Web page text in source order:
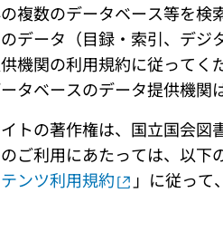
複数のデータベース等を検
データ（目録・索引、デ
機関の利用規約に従ってく
タベースのデータ提供機関
トの著作権は、国立国会図
ご利用にあたっては、以
ンツ利用規約
」に従って